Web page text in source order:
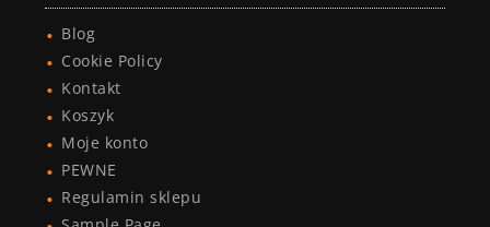
Blog
Cookie Policy
Kontakt
Koszyk
Moje konto
PEWNE
Regulamin sklepu